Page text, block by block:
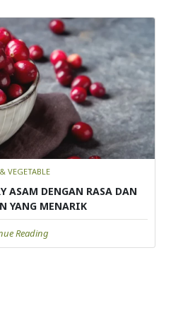
VEGETABLE
ASAM DENGAN RASA DAN
YANG MENARIK
Reading